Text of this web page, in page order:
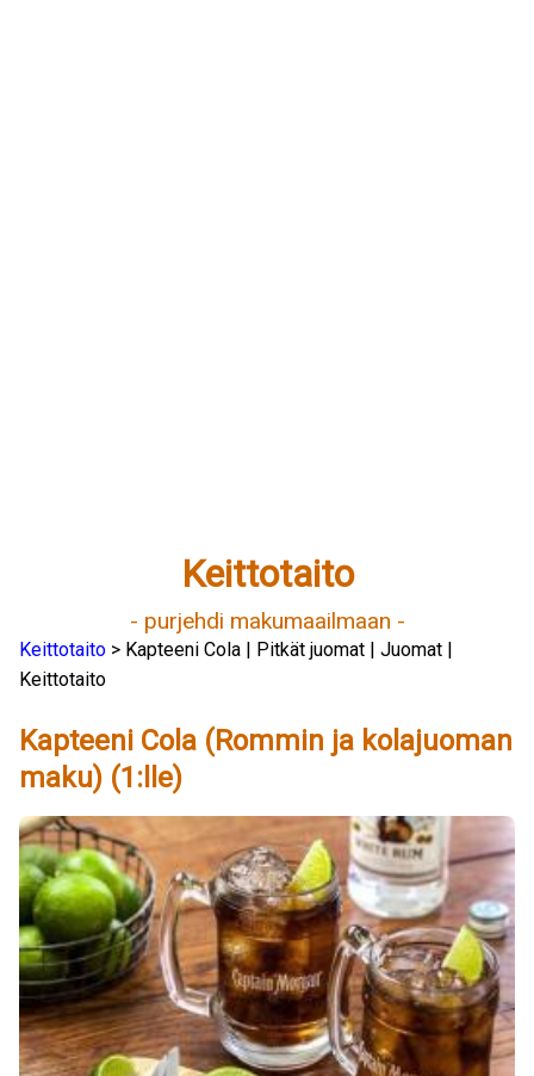
Keittotaito
- purjehdi makumaailmaan -
Keittotaito > Kapteeni Cola | Pitkät juomat | Juomat |
Keittotaito
Kapteeni Cola (Rommin ja kolajuoman
maku) (1:lle)